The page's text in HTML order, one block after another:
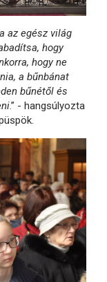
az egész világ
hogy
hogy ne
a bűnbánat
bűnétől és
.” - hangsúlyozta